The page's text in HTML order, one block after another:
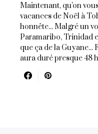
Maintenant, qu'on
vacances de Noël à
honnête... Malgré un
Paramaribo, Trinidad
que ça de la
aura duré presque 48